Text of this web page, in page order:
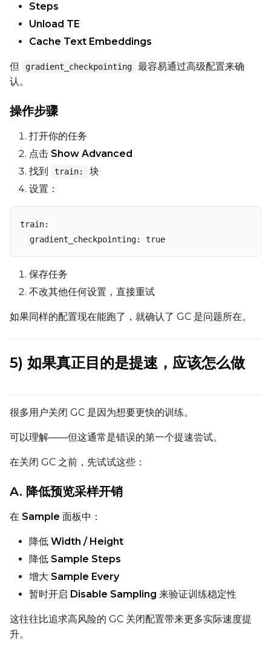
Steps
Unload TE
Cache Text Embeddings
但 gradient_checkpointing
最容易通过高级配置来确
认。
操作步骤
打开你的任务
点击 Show Advanced
找到
train:
块
设置：
train:
  gradient_checkpointing: true
保存任务
不改其他任何设置，直接重试
如果同样的配置现在能跑了，就确认了 GC 是问题所在。
5) 如果真正目的是提速，应该怎么做
很多用户关闭 GC 是因为想要更快的训练。
可以理解——但这通常是错误的第一个提速尝试。
在关闭 GC 之前，先试试这些：
A. 降低预览采样开销
在 Sample 面板中：
降低 Width / Height
降低 Sample Steps
增大 Sample Every
暂时开启 Disable Sampling 来验证训练稳定性
这往往比追求高风险的 GC 关闭配置带来更多实际速度提
升。